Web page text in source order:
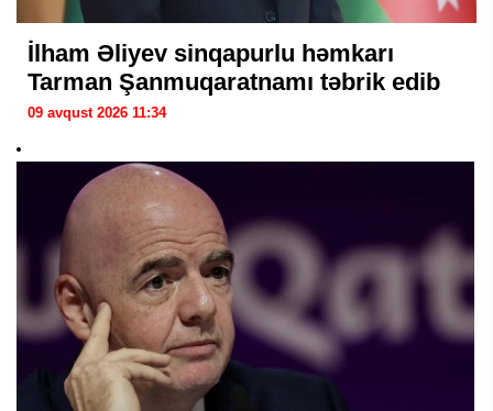
İlham Əliyev sinqapurlu həmkarı
Tarman Şanmuqaratnamı təbrik edib
09 avqust 2026 11:34